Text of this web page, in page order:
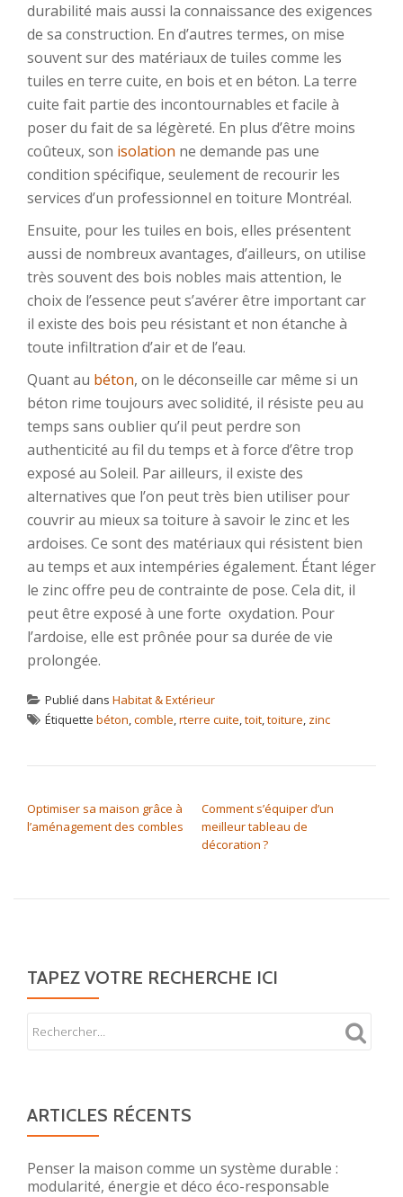
durabilité mais aussi la connaissance des exigences
de sa construction. En d’autres termes, on mise
souvent sur des matériaux de tuiles comme les
tuiles en terre cuite, en bois et en béton. La terre
cuite fait partie des incontournables et facile à
poser du fait de sa légèreté. En plus d’être moins
coûteux, son isolation ne demande pas une
condition spécifique, seulement de recourir les
services d’un professionnel en toiture Montréal.
Ensuite, pour les tuiles en bois, elles présentent
aussi de nombreux avantages, d’ailleurs, on utilise
très souvent des bois nobles mais attention, le
choix de l’essence peut s’avérer être important car
il existe des bois peu résistant et non étanche à
toute infiltration d’air et de l’eau.
Quant au béton, on le déconseille car même si un
béton rime toujours avec solidité, il résiste peu au
temps sans oublier qu’il peut perdre son
authenticité au fil du temps et à force d’être trop
exposé au Soleil. Par ailleurs, il existe des
alternatives que l’on peut très bien utiliser pour
couvrir au mieux sa toiture à savoir le zinc et les
ardoises. Ce sont des matériaux qui résistent bien
au temps et aux intempéries également. Étant léger
le zinc offre peu de contrainte de pose. Cela dit, il
peut être exposé à une forte oxydation. Pour
l’ardoise, elle est prônée pour sa durée de vie
prolongée.
Publié dans Habitat & Extérieur
Étiquette béton,comble,rterre cuite,toit,toiture, zinc
Optimiser sa maison grâce à
l’aménagement des combles
Comment s’équiper d’un
meilleur tableau de
décoration ?
TAPEZ VOTRE RECHERCHE ICI
ARTICLES RÉCENTS
Penser la maison comme un système durable :
modularité, énergie et déco éco-responsable